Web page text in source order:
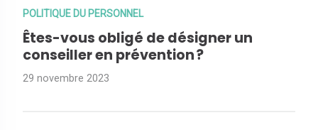
POLITIQUE DU PERSONNEL
Êtes-vous obligé de désigner un
conseiller en prévention ?
29 novembre 2023